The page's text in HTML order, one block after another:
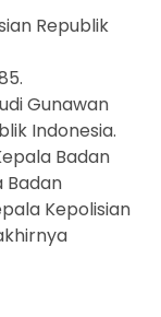
Republik
Gunawan
Indonesia.
Badan
Badan
Kepolisian